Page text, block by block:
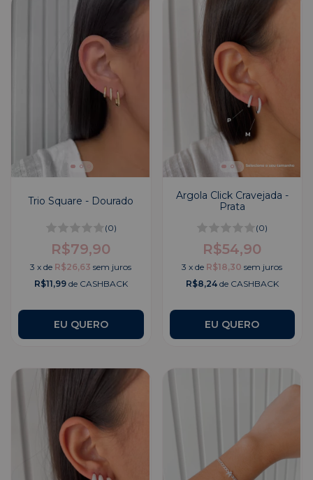
Trio Square - Dourado
(0)
R$79,90
3 xde R$26,63 sem juros
R$11,99de CASHBACK
Argola Click Cravejada -
Prata
(0)
R$54,90
3 xde R$18,30 sem juros
R$8,24de CASHBACK
EU QUERO